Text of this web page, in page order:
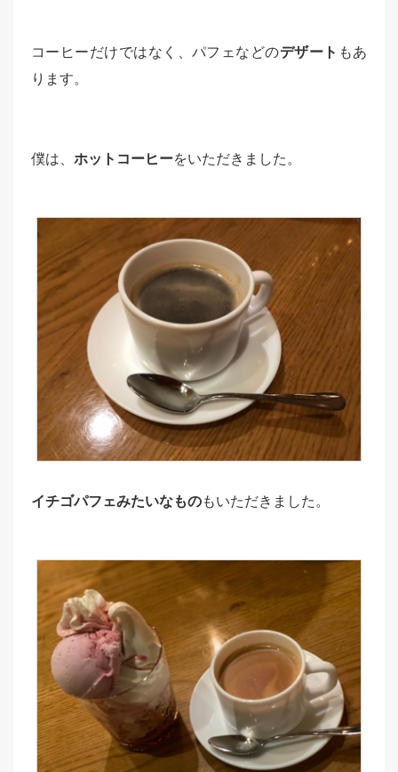
コーヒーだけではなく、パフェなどのデザート もあ
ります。
僕は、 ホットコーヒーをいただきました。
イチゴパフェみたいなものもいただきました。